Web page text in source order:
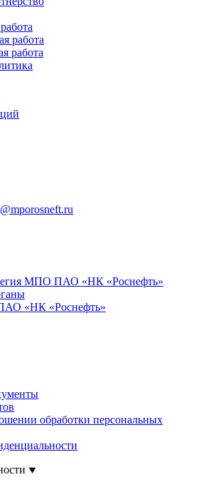
работа
работа
МПО ПАО «НК «Роснефть»
«НК «Роснефть»
обработки персональных